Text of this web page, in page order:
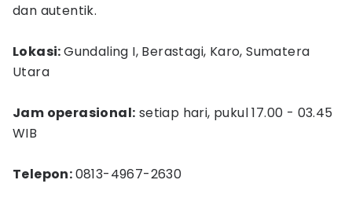
dan autentik.
Lokasi:Gundaling I, Berastagi, Karo, Sumatera
Utara
Jam operasional: setiap hari, pukul 17.00 - 03.45
WIB
Telepon:0813-4967-2630